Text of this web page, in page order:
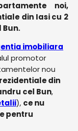
noi,
din Iasi cu 2
imobiliara
promotor
nou
din
cel Bun,
), ce nu
pentru